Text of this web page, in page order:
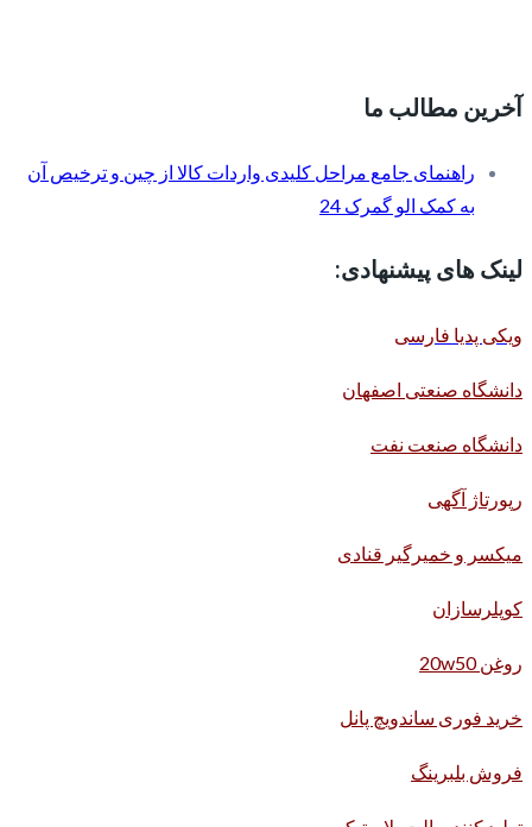
آخرین مطالب ما
راهنمای جامع مراحل کلیدی واردات کالا از چین و ترخیص آن
به کمک الو گمرک 24
لینک های پیشنهادی:
ویکی پدیا فارسی
دانشگاه صنعتی اصفهان
دانشگاه صنعت نفت
رپورتاژ آگهی
میکسر و خمیرگیر قنادی
کوپلرسازان
روغن 20w50
خرید فوری ساندویچ پانل
فروش بلبرینگ